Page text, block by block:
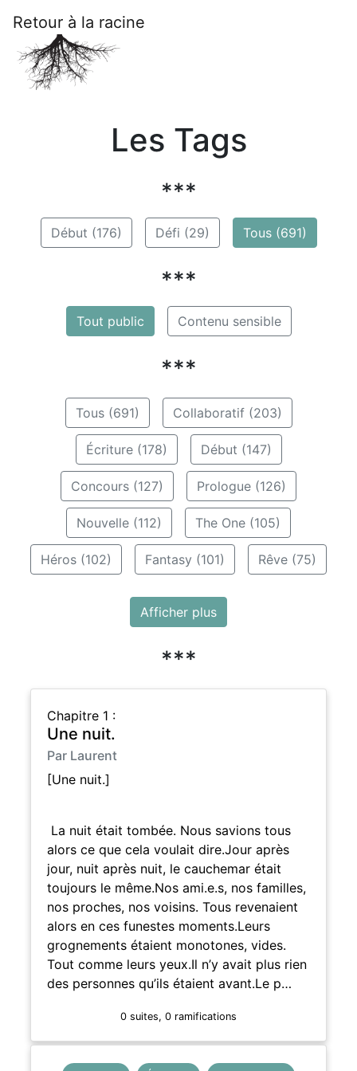
Retour à la racine
Les Tags
***
Début (176) Défi (29) Tous (691)
***
Tout public Contenu sensible
***
Tous (691) Collaboratif (203)
Écriture (178) Début (147)
Concours (127) Prologue (126)
Nouvelle (112) The One (105)
Héros (102) Fantasy (101) Rêve (75)
Afficher plus
***
Chapitre 1 :
Une nuit.
Par Laurent
[Une nuit.]
La nuit était tombée. Nous savions tous
alors ce que cela voulait dire.Jour après
jour, nuit après nuit, le cauchemar était
toujours le même.Nos ami.e.s, nos familles,
nos proches, nos voisins. Tous revenaient
alors en ces funestes moments.Leurs
grognements étaient monotones, vides.
Tout comme leurs yeux.Il n’y avait plus rien
des personnes qu’ils étaient avant.Le p…
0 suites, 0 ramifications